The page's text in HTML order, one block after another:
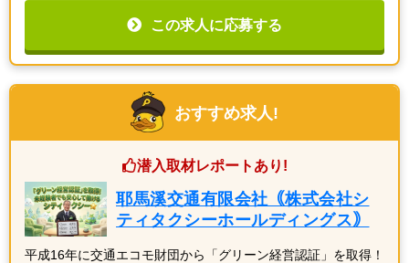
この求人に応募する
おすすめ求人!
潜入取材レポートあり!
耶馬溪交通有限会社｟株式会社シ
ティタクシーホールディングス｠
平成16年に交通エコモ財団から「グリーン経営認証」を取得！